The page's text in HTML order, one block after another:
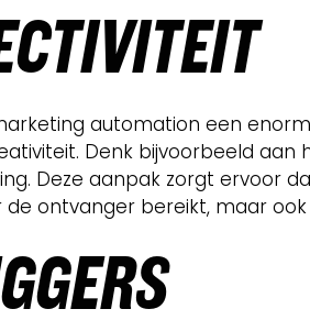
automation een
Denk bijvoorbeeld
Deze aanpak zorgt ervoor
ontvanger bereikt, maar